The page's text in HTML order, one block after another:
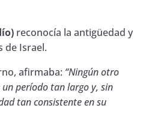
# 18
Estudio
00:01:00
# 19
00:01:00
reconocía la antigüedad y
de Israel.
afirmaba: “Ningún otro
período tan largo y, sin
tan consistente en su